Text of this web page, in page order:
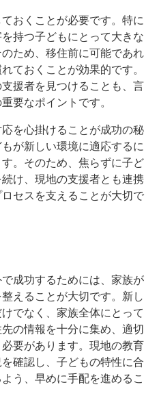
おくことが必要です。特に
持つ子どもにとって大きな
ため、移住前に可能であれ
ておくことが効果的です。
援者を見つけることも、言
要なポイントです。
を心掛けることが成功の秘
が新しい環境に適応するに
。そのため、焦らずに子ど
け、現地の支援者とも連携
セスを支えることが大切で
成功するためには、家族が
えることが大切です。新し
でなく、家族全体にとって
の情報を十分に集め、適切
要があります。現地の教育
確認し、子どもの特性に合
う、早めに手配を進めるこ